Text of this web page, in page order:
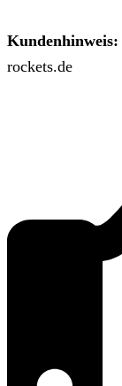
Kundenhinweis:
rockets.de